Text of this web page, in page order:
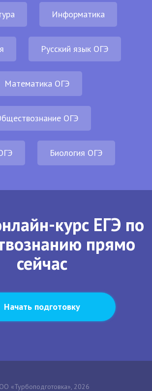
Информатика
Русский язык ОГЭ
Математика ОГЭ
ОГЭ
Биология ОГЭ
курс ЕГЭ по
прямо
сейчас
Начать подготовку
«Турбоподготовка», 2026